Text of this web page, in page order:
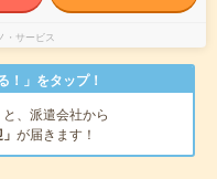
・サービス
」をタップ！
、派遣会社から
が届きます！